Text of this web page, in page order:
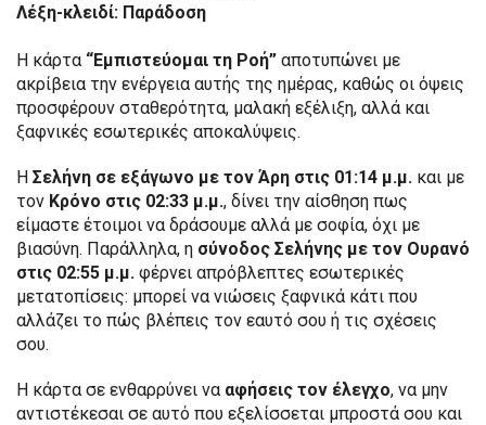
Λέξη-κλειδί: Παράδοση
Η κάρτα “Εμπιστεύομαι τη Ροή” αποτυπώνει με
ακρίβεια την ενέργεια αυτής της ημέρας, καθώς οι όψεις
προσφέρουν σταθερότητα, μαλακή εξέλιξη, αλλά και
ξαφνικές εσωτερικές αποκαλύψεις.
Η Σελήνη σε εξάγωνο με τον Άρη στις 01:14 μ.μ. και με
τον Κρόνο στις 02:33 μ.μ., δίνει την αίσθηση πως
είμαστε έτοιμοι να δράσουμε αλλά με σοφία, όχι με
βιασύνη. Παράλληλα, η σύνοδος Σελήνης με τον Ουρανό
στις 02:55 μ.μ. φέρνει απρόβλεπτες εσωτερικές
μετατοπίσεις: μπορεί να νιώσεις ξαφνικά κάτι που
αλλάζει το πώς βλέπεις τον εαυτό σου ή τις σχέσεις
σου.
Η κάρτα σε ενθαρρύνει να αφήσεις τον έλεγχο, να μην
αντιστέκεσαι σε αυτό που εξελίσσεται μπροστά σου και